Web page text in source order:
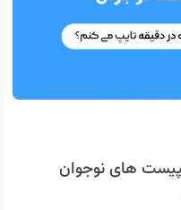
های نوجوان